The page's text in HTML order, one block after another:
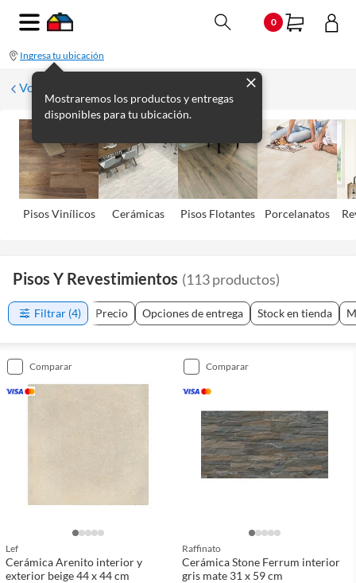
0
Ingresa tu ubicación
Mostraremos los productos y entregas
disponibles para tu ubicación.
Volver
Pisos Viní­licos Cerámicas Pisos Flotantes Porcelanatos
Pisos Y Revestimientos (113productos)
Filtrar (4) Precio Opciones de entrega Stock en tienda
comparar
Lef
Cerámica Arenito interior y
exterior beige 44 x 44 cm
comparar
Raffinato
Cerámica Stone Ferrum interior
gris mate 31 x 59 cm